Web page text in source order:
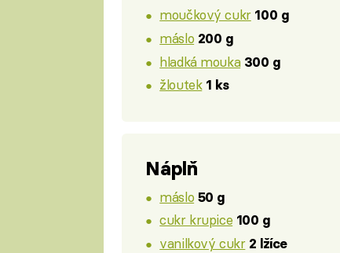
moučkový cukr 100 g
máslo 200 g
hladká mouka 300 g
žloutek 1 ks
Náplň
máslo 50 g
cukr krupice 100 g
vanilkový cukr 2 lžíce